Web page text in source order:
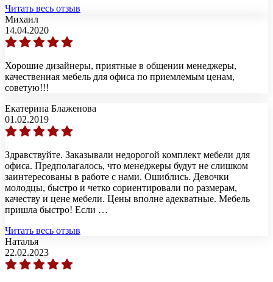
Читать весь отзыв
Михаил
14.04.2020
Хорошие дизайнеры, приятные в общении менеджеры,
качественная мебель для офиса по приемлемым ценам,
советую!!!
Екатерина Блаженова
01.02.2019
Здравствуйте. Заказывали недорогой комплект мебели для
офиса. Предполагалось, что менеджеры будут не слишком
заинтересованы в работе с нами. Ошиблись. Девочки
молодцы, быстро и четко сориентировали по размерам,
качеству и цене мебели. Цены вполне адекватные. Мебель
пришла быстро! Если …
Читать весь отзыв
Наталья
22.02.2023